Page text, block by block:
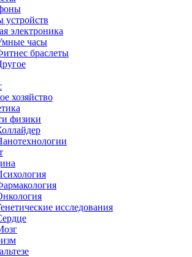
устройств
электроника
часы
браслеты
хозяйство
физики
исследования